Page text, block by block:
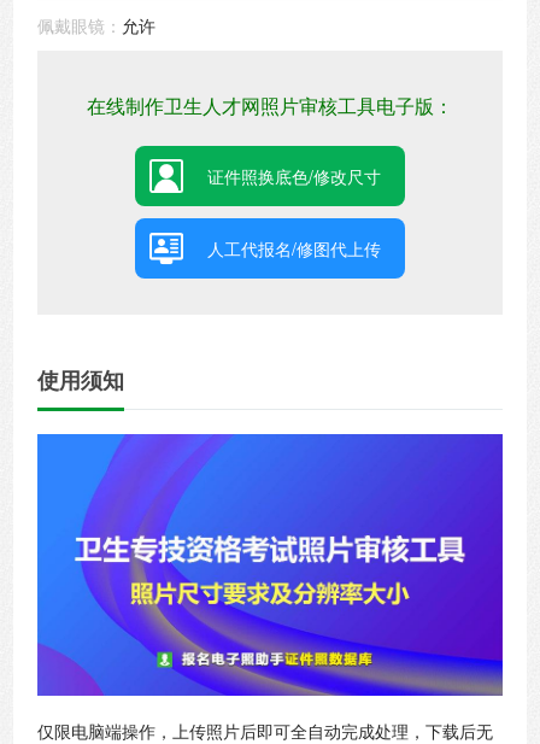
佩戴眼镜： 允许
在线制作卫生人才网照片审核工具电子版：
证件照换底色/修改尺寸
人工代报名/修图代上传
使用须知
仅限电脑端操作，上传照片后即可全自动完成处理，下载后无